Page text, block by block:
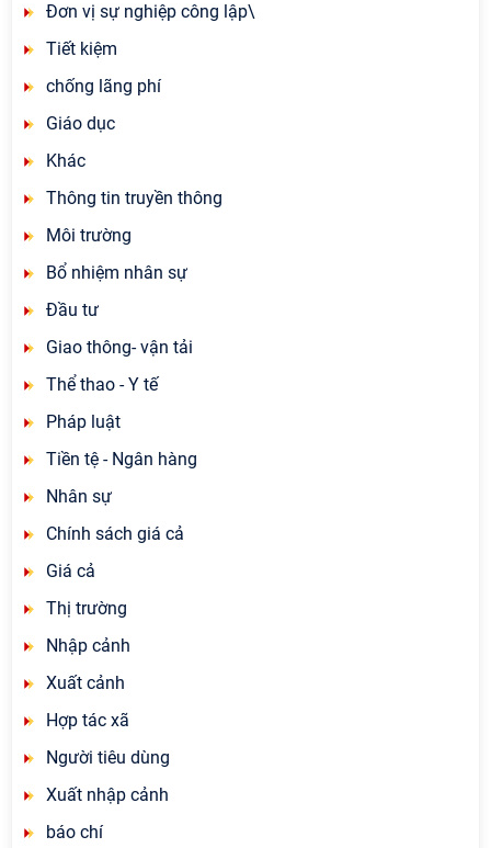
Đơn vị sự nghiệp công lập\
Tiết kiệm
chống lãng phí
Giáo dục
Khác
Thông tin truyền thông
Môi trường
Bổ nhiệm nhân sự
Đầu tư
Giao thông- vận tải
Thể thao - Y tế
Pháp luật
Tiền tệ - Ngân hàng
Nhân sự
Chính sách giá cả
Giá cả
Thị trường
Nhập cảnh
Xuất cảnh
Hợp tác xã
Người tiêu dùng
Xuất nhập cảnh
báo chí